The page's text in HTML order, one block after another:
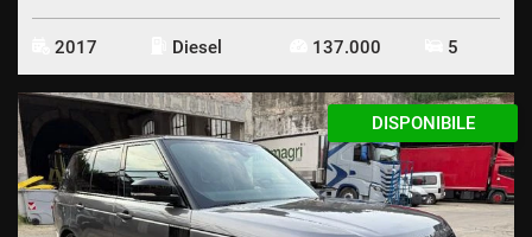
2017 Diesel 137.000 5
DISPONIBILE